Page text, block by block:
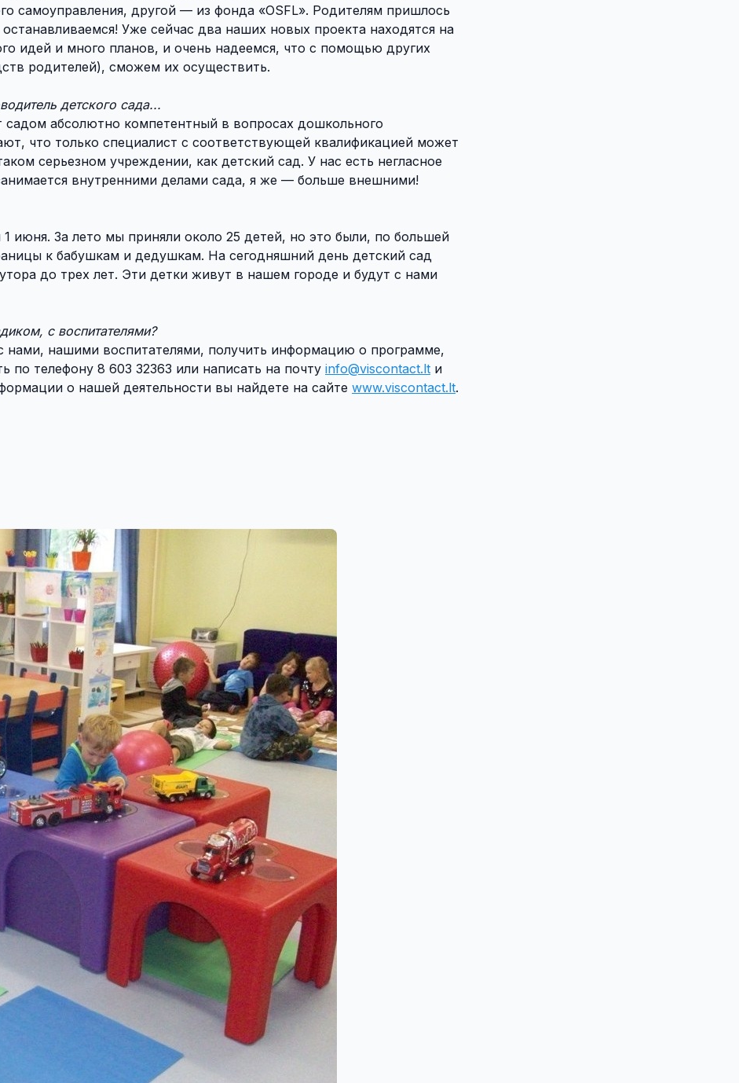
самоуправления, другой — из фонда «OSFL». Родителям пришлось
Уже сейчас два наших новых проекта находятся на
идей и много планов, и очень надеемся, что с помощью других
родителей), сможем их осуществить.
детского сада...
абсолютно компетентный в вопросах дошкольного
что только специалист с соответствующей квалификацией может
серьезном учреждении, как детский сад. У нас есть негласное
внутренними делами сада, я же — больше внешними!
июня. За лето мы приняли около 25 детей, но это были, по большей
к бабушкам и дедушкам. На сегодняшний день детский сад
до трех лет. Эти детки живут в нашем городе и будут с нами
с воспитателями?
нами, нашими воспитателями, получить информацию о программе,
по телефону 8 603 32363 или написать на почту info@viscontact.lt и
о нашей деятельности вы найдете на сайте www.viscontact.lt.